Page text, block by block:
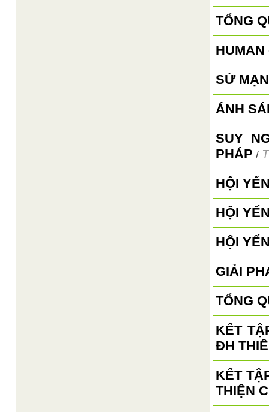
TỔNG
HUMAN
SỨ
ÁNH
SUY
PHÁP /
HỘI
HỘI
HỘI
GIẢI
TỔNG
KẾT
ĐH
KẾT
THIỆN